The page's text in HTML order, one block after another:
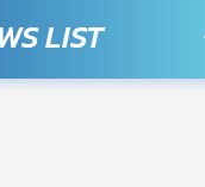
LIST